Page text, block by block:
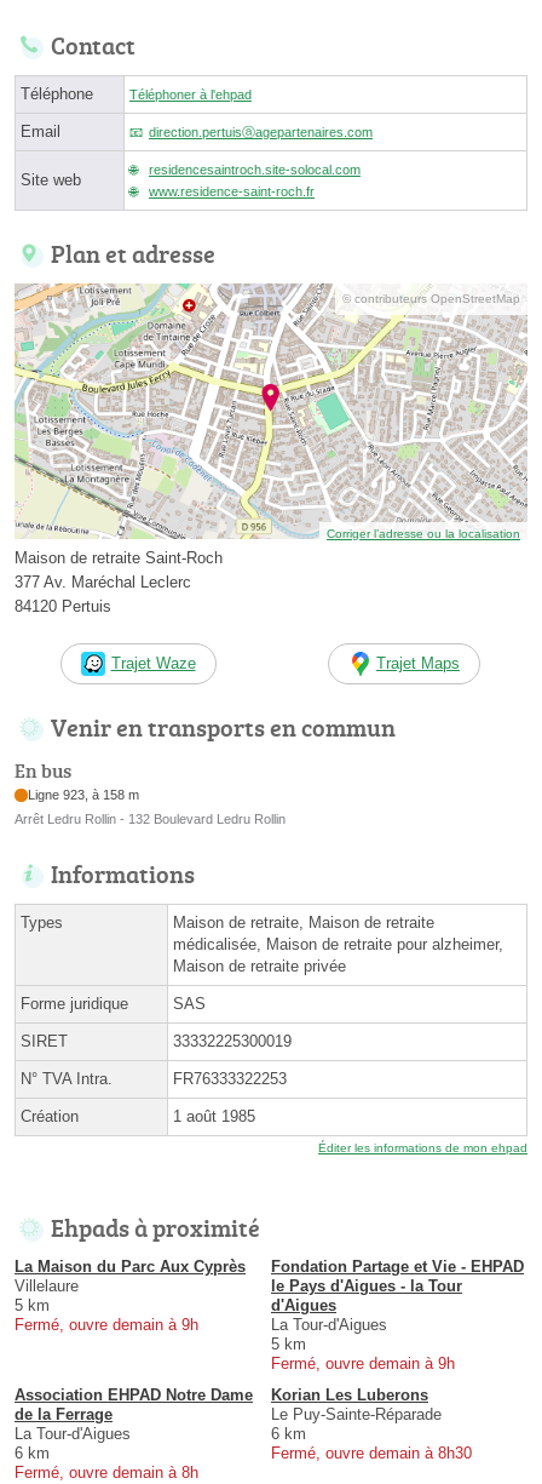
Contact
Téléphone Téléphoner à l'ehpad
Email direction.pertuisⓐagepartenaires.com
Site web
residencesaintroch.site-solocal.com
www.residence-saint-roch.fr
Plan et adresse
© contributeurs OpenStreetMap
Corriger l’adresse ou la localisation
Maison de retraite Saint-Roch
377 Av. Maréchal Leclerc
84120 Pertuis
Trajet Waze Trajet Maps
Venir en transports en commun
En bus
Ligne 923, à 158 m
Arrêt Ledru Rollin - 132 Boulevard Ledru Rollin
Informations
Types
Maison de retraite, Maison de retraite
médicalisée, Maison de retraite pour alzheimer,
Maison de retraite privée
Forme juridique SAS
SIRET 33332225300019
N° TVA Intra. FR76333322253
Création 1 août 1985
Éditer les informations de mon ehpad
Ehpads à proximité
La Maison du Parc Aux Cyprès
Villelaure
5 km
Fermé, ouvre demain à 9h
Fondation Partage et Vie - EHPAD
le Pays d'Aigues - la Tour
d'Aigues
La Tour-d'Aigues
5 km
Fermé, ouvre demain à 9h
Association EHPAD Notre Dame
de la Ferrage
La Tour-d'Aigues
6 km
Fermé, ouvre demain à 8h
Korian Les Luberons
Le Puy-Sainte-Réparade
6 km
Fermé, ouvre demain à 8h30